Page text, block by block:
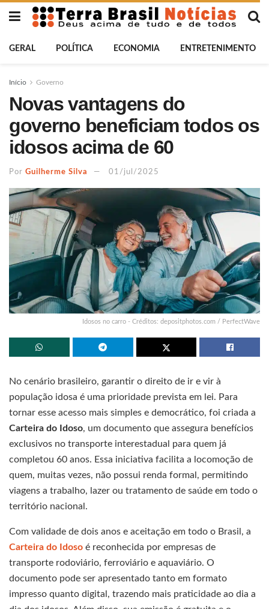
GERAL POLÍTICA ECONOMIA ENTRETENIMENTO
Início Governo
Novas vantagens do
governo beneficiam todos os
idosos acima de 60
Por Guilherme Silva 01/jul/2025
Idosos no carro - Créditos: depositphotos.com / PerfectWave
No cenário brasileiro, garantir o direito de ir e vir à
população idosa é uma prioridade prevista em lei. Para
tornar esse acesso mais simples e democrático, foi criada a
Carteira do Idoso, um documento que assegura benefícios
exclusivos no transporte interestadual para quem já
completou 60 anos. Essa iniciativa facilita a locomoção de
quem, muitas vezes, não possui renda formal, permitindo
viagens a trabalho, lazer ou tratamento de saúde em todo o
território nacional.
Com validade de dois anos e aceitação em todo o Brasil, a
Carteira do Idoso é reconhecida por empresas de
transporte rodoviário, ferroviário e aquaviário. O
documento pode ser apresentado tanto em formato
impresso quanto digital, trazendo mais praticidade ao dia a